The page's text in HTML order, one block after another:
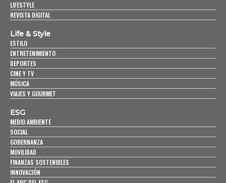
LIFESTYLE
REVISTA DIGITAL
Life & Style
ESTILO
ENTRETENIMIENTO
DEPORTES
CINE Y TV
MÚSICA
VIAJES Y GOURMET
ESG
MEDIO AMBIENTE
SOCIAL
GOBERNANZA
MOVILIDAD
FINANZAS SOSTENIBLES
INNOVACIÓN